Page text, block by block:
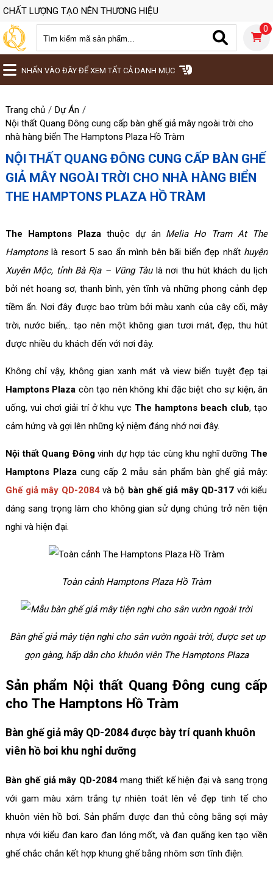
CHẤT LƯỢNG TẠO NÊN THƯƠNG HIỆU
0
NHẤN VÀO ĐÂY ĐỂ XEM TẤT CẢ DANH MỤC
Trang chủ
Dự Án
Nội thất Quang Đông cung cấp bàn ghế giả mây ngoài trời cho
nhà hàng biển The Hamptons Plaza Hồ Tràm
NỘI THẤT QUANG ĐÔNG CUNG CẤP BÀN GHẾ
GIẢ MÂY NGOÀI TRỜI CHO NHÀ HÀNG BIỂN
THE HAMPTONS PLAZA HỒ TRÀM
The Hamptons Plazathuộc dự án Melia Ho Tram At The
Hamptonslà resort 5 sao ẩn mình bên bãi biển đẹp nhất huyện
Xuyên Mộc, tỉnh Bà Rịa – Vũng Tàulà nơi thu hút khách du lịch
bởi nét hoang sơ, thanh bình, yên tĩnh và những phong cảnh đẹp
tiềm ẩn. Nơi đây được bao trùm bởi màu xanh của cây cối, mây
trời, nước biển,.. tạo nên một không gian tươi mát, đẹp, thu hút
được nhiều du khách đến với nơi đây.
Không chỉ vậy, không gian xanh mát và view biển tuyệt đẹp tại
Hamptons Plaza còn tạo nên không khí đặc biệt cho sự kiện, ăn
uống, vui chơi giải trí ở khu vực The hamptons beach club, tạo
cảm hứng và gợi lên những kỷ niệm đáng nhớ nơi đây.
Nội thất Quang Đôngvinh dự hợp tác cùng khu nghĩ dưỡng The
Hamptons Plaza cung cấp 2 mẫu sản phẩm bàn ghế giả mây:
Ghế giả mây QD-2084và bộ bàn ghế giả mây QD-317 với kiểu
dáng sang trọng làm cho không gian sử dụng chúng trở nên tiện
nghi và hiện đại.
Toàn cảnh Hamptons Plaza Hồ Tràm
Bàn ghế giả mây tiện nghi cho sân vườn ngoài trời, được set up
gọn gàng, hấp dẫn cho khuôn viên The Hamptons Plaza
Sản phẩm Nội thất Quang Đông cung cấp
cho The Hamptons Hồ Tràm
Bàn ghế giả mây QD-2084 được bày trí quanh khuôn
viên hồ bơi khu nghỉ dưỡng
Bàn ghế giả mây QD-2084mang thiết kế hiện đại và sang trọng
với gam màu xám trắng tự nhiên toát lên vẻ đẹp tinh tế cho
khuôn viên hồ bơi. Sản phẩm được đan thủ công bằng sợi mây
nhựa với kiểu đan karo đan lóng mốt, và đan quấng ken tạo viền
ghế chắc chắn kết hợp khung ghế bằng nhôm sơn tĩnh điện.